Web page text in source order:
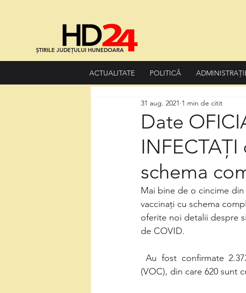
ȘTIRILE JUDEȚULUI HUNEDOARA
ACTUALITATE POLITICĂ
Date
schema
31 aug. 2021 1 min de citit
Mai bine de o cincime
vaccinați cu schema
oferite noi detalii despre
de COVID.
(VOC), din care 620 sunt